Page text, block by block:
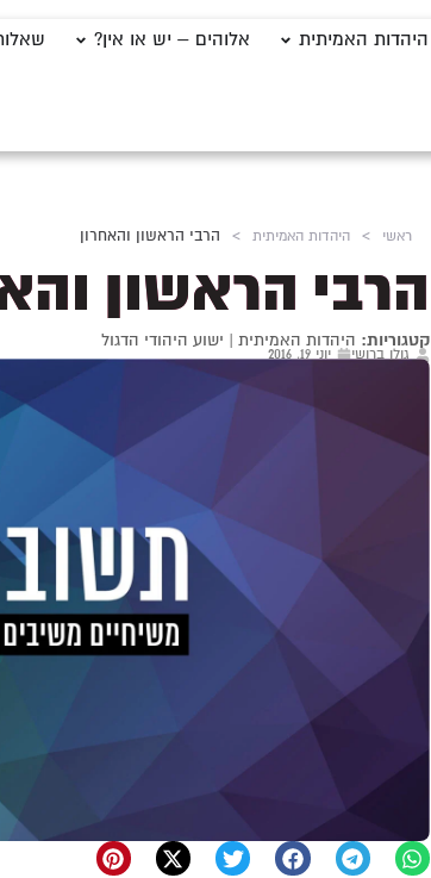
היהדות האמיתית אלוהים – יש או אין?
ראשי > היהדות האמיתית > הרבי הראשון והאחרון
הרבי הראשון
קטגוריות: היהדות האמיתית | ישוע היהודי הדגול
גולן ברושי יוני 19, 2016